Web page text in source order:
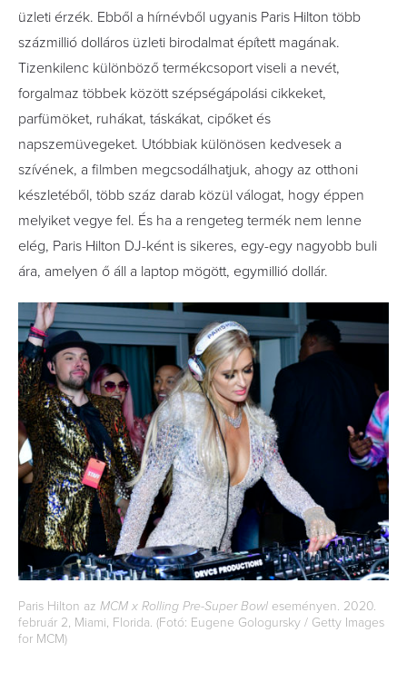
üzleti érzék. Ebből a hírnévből ugyanis Paris Hilton több
százmillió dolláros üzleti birodalmat épített magának.
Tizenkilenc különböző termékcsoport viseli a nevét,
forgalmaz többek között szépségápolási cikkeket,
parfümöket, ruhákat, táskákat, cipőket és
napszemüvegeket. Utóbbiak különösen kedvesek a
szívének, a filmben megcsodálhatjuk, ahogy az otthoni
készletéből, több száz darab közül válogat, hogy éppen
melyiket vegye fel. És ha a rengeteg termék nem lenne
elég, Paris Hilton DJ-ként is sikeres, egy-egy nagyobb buli
ára, amelyen ő áll a laptop mögött, egymillió dollár.
Paris Hilton az MCM x Rolling Pre-Super Bowl eseményen. 2020.
február 2, Miami, Florida. (Fotó: Eugene Gologursky / Getty Images
for MCM)